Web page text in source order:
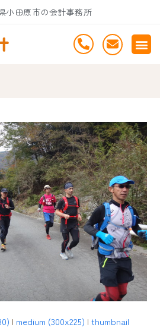
小田原市の会計事務所
| medium (300x225) |thumbnail